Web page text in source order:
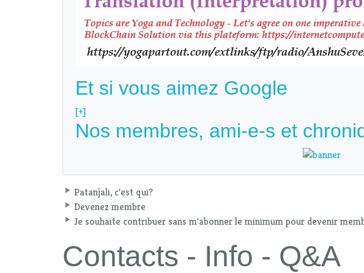
Et si vous aimez Google
[+]
Nos membres, ami-e-s et
Patanjali, c'est qui?
Devenez membre
Je souhaite contribuer sans m'abonner le minimum pour devenir
Contacts - Info - Q&A